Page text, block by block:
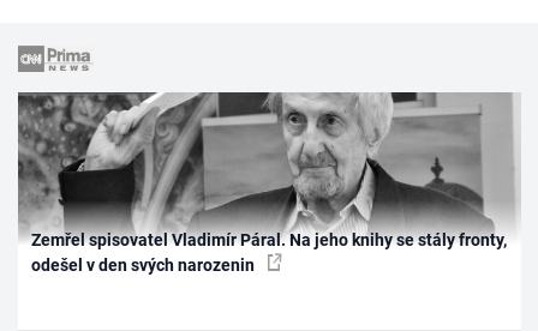
Zemřel spisovatel Vladimír Páral. Na jeho knihy se stály fronty,
odešel v den svých narozenin